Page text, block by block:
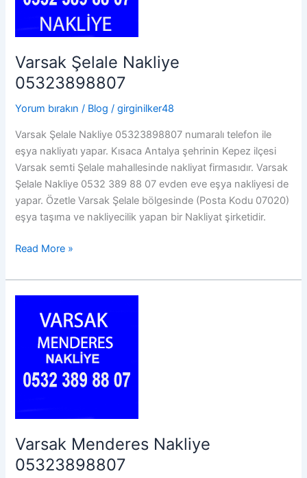
Varsak Şelale Nakliye
05323898807
Yorum bırakın / Blog /girginilker48
Varsak Şelale Nakliye 05323898807 numaralı telefon ile
eşya nakliyatı yapar. Kısaca Antalya şehrinin Kepez ilçesi
Varsak semti Şelale mahallesinde nakliyat firmasıdır. Varsak
Şelale Nakliye 0532 389 88 07 evden eve eşya nakliyesi de
yapar. Özetle Varsak Şelale bölgesinde (Posta Kodu 07020)
eşya taşıma ve nakliyecilik yapan bir Nakliyat şirketidir.
Varsak
Nakliye
05323898807
Read More »
Varsak Menderes Nakliye
05323898807